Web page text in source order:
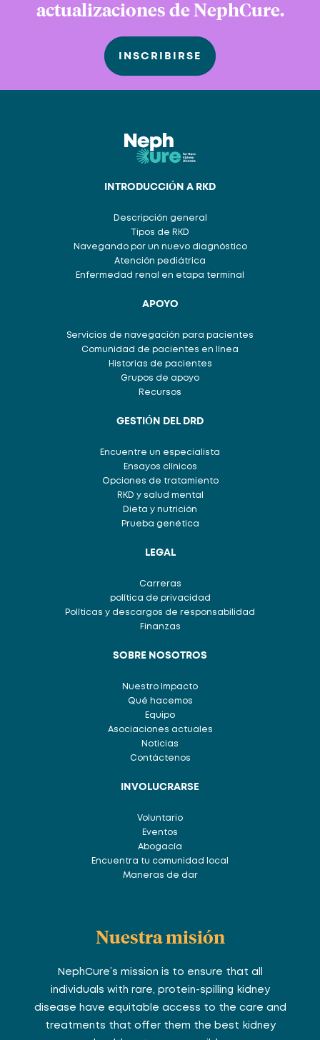
actualizaciones de NephCure.
INSCRIBIRSE
INTRODUCCIÓN A RKD
Descripción general
Tipos de RKD
Navegando por un nuevo diagnóstico
Atención pediátrica
Enfermedad renal en etapa terminal
APOYO
Servicios de navegación para pacientes
Comunidad de pacientes en línea
Historias de pacientes
Grupos de apoyo
Recursos
GESTIÓN DEL DRD
Encuentre un especialista
Ensayos clínicos
Opciones de tratamiento
RKD y salud mental
Dieta y nutrición
Prueba genética
LEGAL
Carreras
política de privacidad
Políticas y descargos de responsabilidad
Finanzas
SOBRE NOSOTROS
Nuestro Impacto
Qué hacemos
Equipo
Asociaciones actuales
Noticias
Contáctenos
INVOLUCRARSE
Voluntario
Eventos
Abogacía
Encuentra tu comunidad local
Maneras de dar
Nuestra misión
NephCure’s mission is to ensure that all
individuals with rare, protein-spilling kidney
disease have equitable access to the care and
treatments that offer them the best kidney